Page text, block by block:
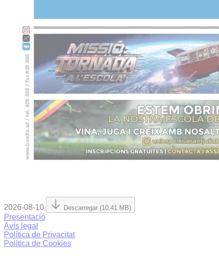
2026-08-10 Descarregar (10.41 MB)
Presentació
Avís legal
Política de Privacitat
Política de Cookies